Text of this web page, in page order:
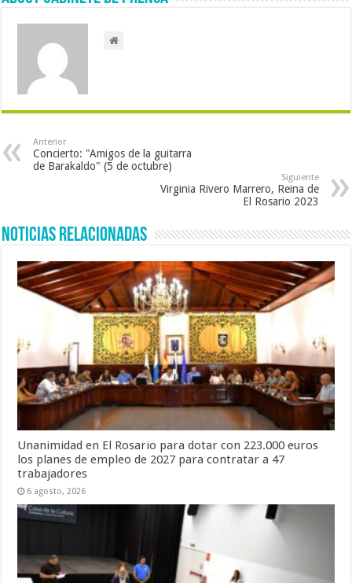
Anterior
Concierto: "Amigos de la guitarra
de Barakaldo" (5 de octubre)
Siguiente
Virginia Rivero Marrero, Reina de
El Rosario 2023
Noticias Relacionadas
Unanimidad en El Rosario para dotar con 223.000 euros
los planes de empleo de 2027 para contratar a 47
trabajadores
6 agosto, 2026